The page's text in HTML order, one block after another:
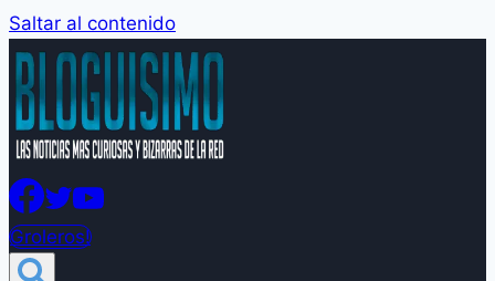
Saltar al contenido
Groleros!